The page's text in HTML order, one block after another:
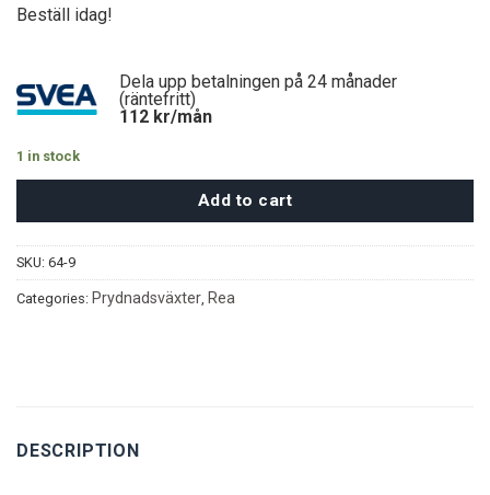
Beställ idag!
Dela upp betalningen på 24 månader
(räntefritt)
112 kr/mån
1 in stock
Add to cart
SKU: 64-9
Categories: Prydnadsväxter Rea
DESCRIPTION